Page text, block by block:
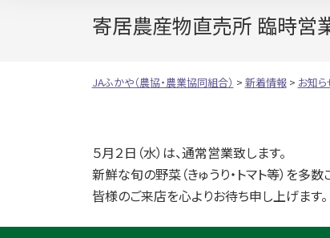
寄居農産物直売所 臨時営
JAふかや（農協・農業協同組合） > 新着情報> お知ら
５月２日（水）は、通常営業致します。
新鮮な旬の野菜（きゅうり・トマト等）を多数
皆様のご来店を心よりお待ち申し上げます。